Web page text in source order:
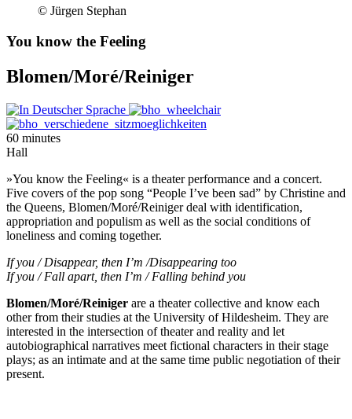
© Jürgen Stephan
You know the Feeling
Blomen/Moré/Reiniger
60 minutes
Hall
»You know the Feeling« is a theater performance and a concert.
Five covers of the pop song “People I’ve been sad” by Christine and
the Queens, Blomen/Moré/Reiniger deal with identification,
appropriation and populism as well as the social conditions of
loneliness and coming together.
If you / Disappear, then I’m /Disappearing too
If you / Fall apart, then I’m / Falling behind you
Blomen/Moré/Reiniger are a theater collective and know each
other from their studies at the University of Hildesheim. They are
interested in the intersection of theater and reality and let
autobiographical narratives meet fictional characters in their stage
plays; as an intimate and at the same time public negotiation of their
present.